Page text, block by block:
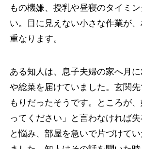
もの機嫌、授乳や昼寝のタイミ
い。目に見えない小さな作業が
重なります。
ある知人は、息子夫婦の家へ月
や総菜を届けていました。玄関
もりだったそうです。ところが
ってください」と言わなければ
と悩み、部屋を急いで片づけて